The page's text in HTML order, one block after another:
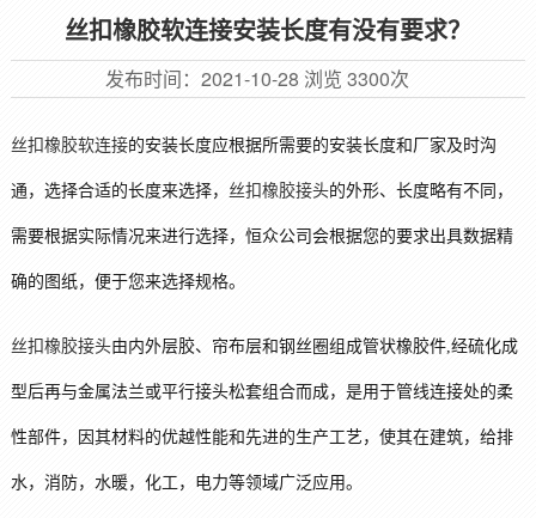
丝扣橡胶软连接安装长度有没有要求？
发布时间： 2021-10-28 浏览 3300次
丝扣橡胶软连接的安装长度应根据所需要的安装长度和厂家及时沟
通，选择合适的长度来选择， 丝扣橡胶接头的外形、长度略有不同，
需要根据实际情况来进行选择，恒众公司会根据您的要求出具数据精
确的图纸，便于您来选择规格。
丝扣橡胶接头由内外层胶、帘布层和钢丝圈组成管状橡胶件,经硫化成
型后再与金属法兰或平行接头松套组合而成，是用于管线连接处的柔
性部件，因其材料的优越性能和先进的生产工艺，使其在建筑，给排
水，消防，水暖，化工，电力等领域广泛应用。